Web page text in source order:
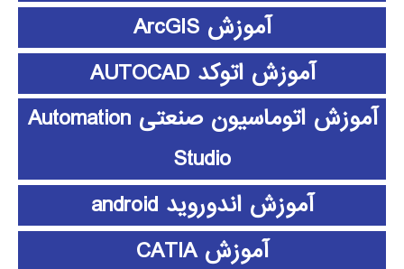
آموزش ArcGIS
آموزش اتوکد AUTOCAD
آموزش اتوماسیون صنعتی Automation
Studio
آموزش اندوروید android
آموزش CATIA